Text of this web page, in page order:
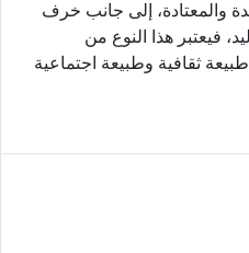
والمعتادة، إلى جانب خرف
فيعتبر هذا النوع من
طبيعة ثقافية وطبيعة اجتماعية